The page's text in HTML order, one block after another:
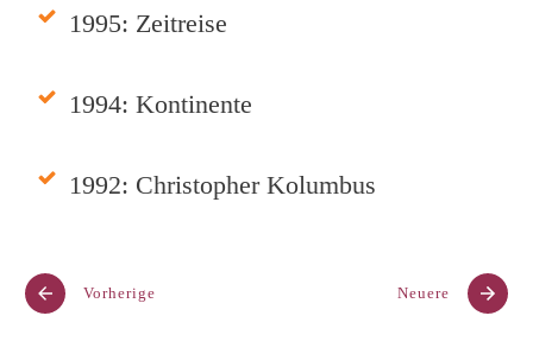
1995: Zeitreise
1994: Kontinente
1992: Christopher Kolumbus
Vorherige Neuere